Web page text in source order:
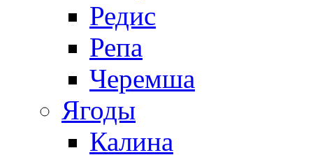
Редис
Репа
Черемша
Ягоды
Калина